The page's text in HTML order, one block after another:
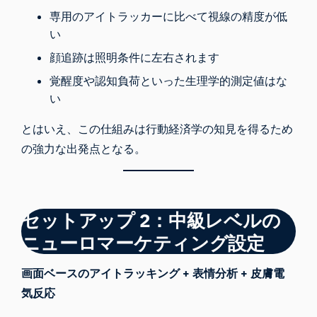
専用のアイトラッカーに比べて視線の精度が低
い
顔追跡は照明条件に左右されます
覚醒度や認知負荷といった生理学的測定値はな
い
とはいえ、この仕組みは行動経済学の知見を得るため
の強力な出発点となる。
セットアップ 2：中級レベルの
ニューロマーケティング設定
画面ベースのアイトラッキング + 表情分析 + 皮膚電
気反応